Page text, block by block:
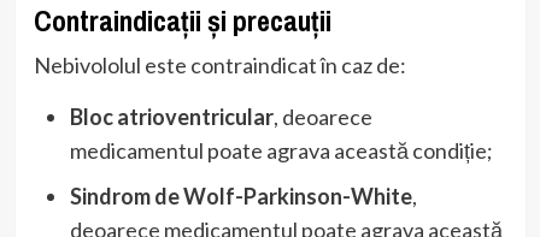
Contraindicații și precauții
Nebivololul este contraindicat în caz de:
Bloc atrioventricular, deoarece
medicamentul poate agrava această condiție;
Sindrom de Wolf-Parkinson-White,
deoarece medicamentul poate agrava această